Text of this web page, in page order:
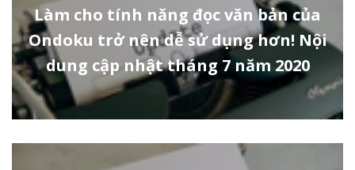
Làm cho tính năng đọc văn bản của
Ondoku trở nên dễ sử dụng hơn! Nội
dung cập nhật tháng 7 năm 2020